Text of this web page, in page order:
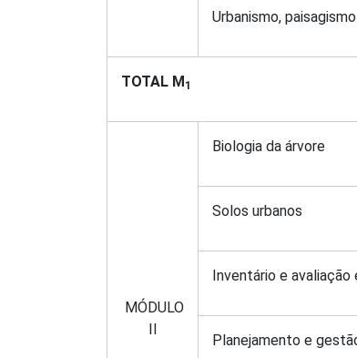
Urbanismo,
TOTAL M1
MÓDULO
II
Biologia da árvore
Solos urbanos
Inventário e
Planejamento e